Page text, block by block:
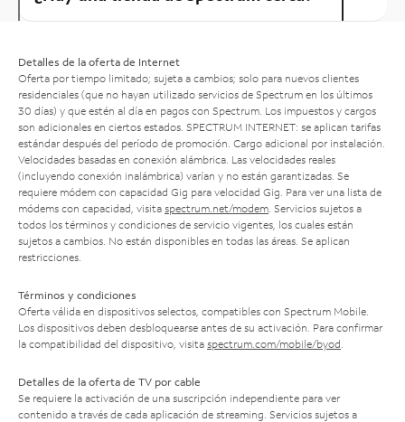
Detalles de la oferta de Internet
Oferta por tiempo limitado; sujeta a cambios; solo para nuevos clientes
residenciales (que no hayan utilizado servicios de Spectrum en los últimos
30 días) y que estén al día en pagos con Spectrum. Los impuestos y cargos
son adicionales en ciertos estados. SPECTRUM INTERNET: se aplican tarifas
estándar después del período de promoción. Cargo adicional por instalación.
Velocidades basadas en conexión alámbrica. Las velocidades reales
(incluyendo conexión inalámbrica) varían y no están garantizadas. Se
requiere módem con capacidad Gig para velocidad Gig. Para ver una lista de
módems con capacidad, visita spectrum.net/modem . Servicios sujetos a
todos los términos y condiciones de servicio vigentes, los cuales están
sujetos a cambios. No están disponibles en todas las áreas. Se aplican
restricciones.
Términos y condiciones
Oferta válida en dispositivos selectos, compatibles con Spectrum Mobile.
Los dispositivos deben desbloquearse antes de su activación. Para confirmar
la compatibilidad del dispositivo, visita spectrum.com/mobile/byod
Detalles de la oferta de TV por cable
Se requiere la activación de una suscripción independiente para ver
contenido a través de cada aplicación de streaming. Servicios sujetos a